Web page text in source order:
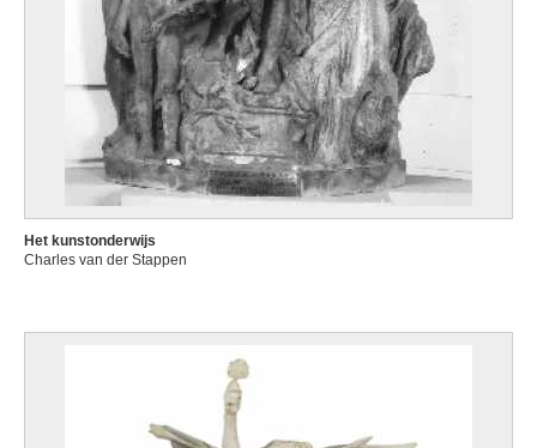
Het kunstonderwijs
Charles van der Stappen